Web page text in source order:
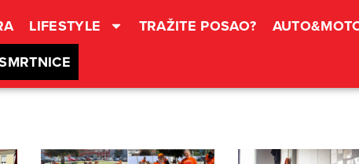
LIFESTYLE TRAŽITE POSAO?